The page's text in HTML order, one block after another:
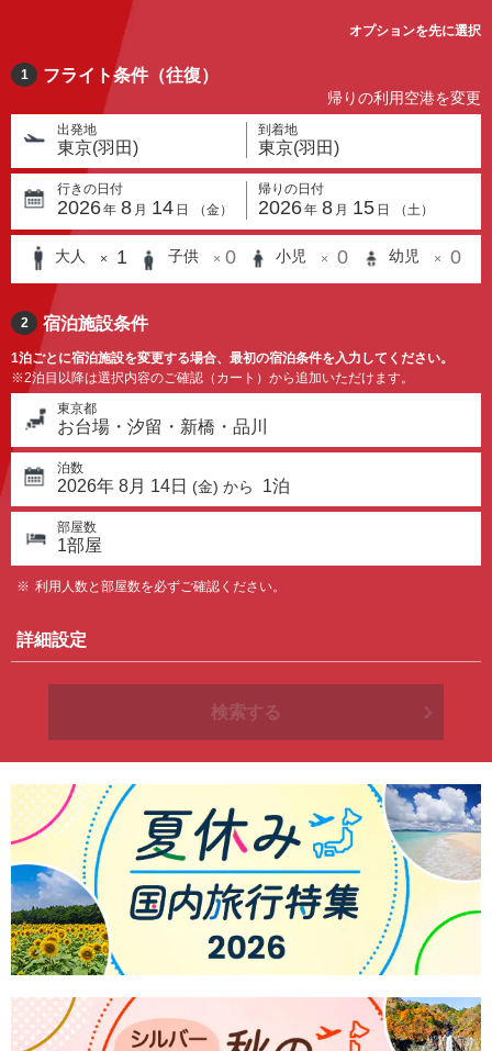
オプションを先に選択
1 フライト条件（往復）
帰りの利用空港を変更
出発地
東京(羽田)
到着地
東京(羽田)
行きの日付
2026年 8 月 14 日 （金）
帰りの日付
2026年 8 月 15 日 （土）
大人 × 1 子供 × 0 小児 × 0 幼児 × 0
2 宿泊施設条件
1泊ごとに宿泊施設を変更する場合、最初の宿泊条件を入力してください。
※2泊目以降は選択内容のご確認（カート）から追加いただけます。
東京都
お台場・汐留・新橋・品川
泊数
2026年 8月 14日 (金) から 1泊
部屋数
1部屋
利用人数と部屋数を必ずご確認ください。
詳細設定
検索する